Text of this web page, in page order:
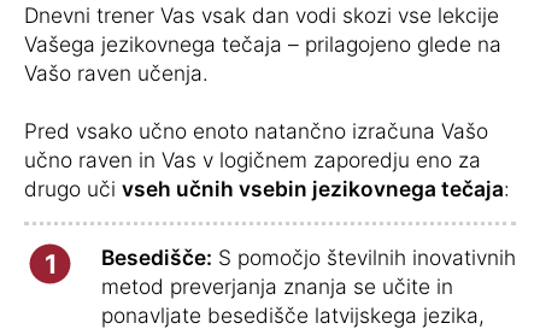
Dnevni trener Vas vsak dan vodi skozi vse lekcije
Vašega jezikovnega tečaja – prilagojeno glede na
Vašo raven učenja.
Pred vsako učno enoto natančno izračuna Vašo
učno raven in Vas v logičnem zaporedju eno za
drugo uči vseh učnih vsebin jezikovnega tečaja:
1 Besedišče: S pomočjo številnih inovativnih
metod preverjanja znanja se učite in
ponavljate besedišče latvijskega jezika,